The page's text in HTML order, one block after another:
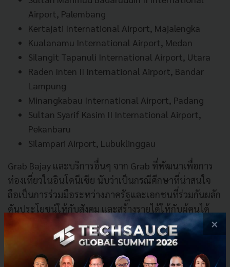
Airport, Palembang
Kertajati International Airport, Majalengka
Kualanamu International Airport, Medan
Silangit Tapanuli International Airport, Utara
Raden Inten II International Airport, Bandar
Lampung
Minangkabau International Airport, Padang
Sultan Syarif Kasim II International Airport,
Pekanbaru
Silampari Airport, Lubuklinggau
Grab Bajay และบริการอื่นๆ จาก Grab ที่พัฒนาเพื่อการ
ท่องเที่ยวในอินโดนีเซีย นับว่าเป็นกรณีศึกษาที่น่าสนใจ
ถือเป็นการร่วมมือระหว่างภาครัฐและเอกชนที่ร่วมกันผลัก
ดันประโยชน์ให้กับสังคม และสร้างรายได้ให้กับผู้คนได้
จำนวนมากโดยไม่ละทิ้งวัฒนธรรมเดิมๆ นอกจากนี้ยังช่วย
เพิ่มจำนวนผู้โดยสารได้อีกมากเพราะการใช้งานที่สะดวก
และมีความปลอดภัยได้มาตราฐาน นี่คือตัวอย่างของการ
×